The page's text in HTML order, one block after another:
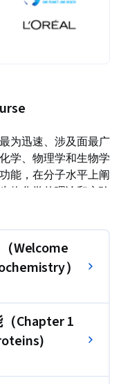
为迅速、涉及面最广
学、物理学和生物学
能，在分子水平上阐
物化学的理论和实验
的发展一次又一次地
物化学和分子生物学
生物化学，以后还会
最基础的部分，有人
其主要内容是各种生
酸、酶、碳水化合
能，特别是三类生物
质与功能。
Welcome
）